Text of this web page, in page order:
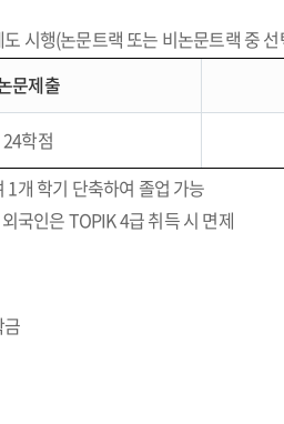
시행(논문트랙 또는 비논문트랙 중
문제출
24학점
1개 학기 단축하여 졸업 가능
국인은 TOPIK 4급 취득 시 면제